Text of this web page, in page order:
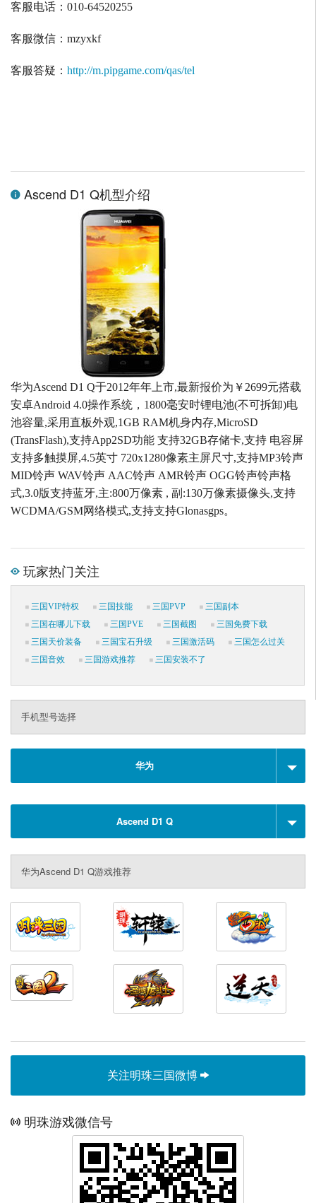
客服电话： 010-64520255
客服微信： mzyxkf
客服答疑： http://m.pipgame.com/qas/tel
Ascend D1 Q机型介绍
华为Ascend D1 Q于2012年年上市,最新报价为￥2699元搭载
安卓Android 4.0操作系统，1800毫安时锂电池(不可拆卸)电
池容量,采用直板外观,1GB RAM机身内存,MicroSD
(TransFlash),支持App2SD功能 支持32GB存储卡,支持 电容屏
支持多触摸屏,4.5英寸 720x1280像素主屏尺寸,支持MP3铃声
MID铃声 WAV铃声 AAC铃声 AMR铃声 OGG铃声铃声格
式,3.0版支持蓝牙,主:800万像素 , 副:130万像素摄像头,支持
WCDMA/GSM网络模式,支持支持Glonasgps。
玩家热门关注
三国VIP特权 三国技能 三国PVP
三国副本
三国在哪儿下载
三国PVE 三国截图
三国免费下载
三国天价装备
三国宝石升级 三国激活码
三国怎么过关
三国音效
三国游戏推荐 三国安装不了
手机型号选择
华为
Ascend D1 Q
华为Ascend D1 Q游戏推荐
关注明珠三国微博
明珠游戏微信号